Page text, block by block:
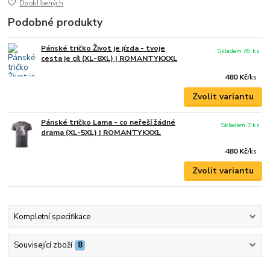
Do oblíbených
Podobné produkty
Pánské tričko Život je jízda - tvoje
cesta je cíl (XL-8XL) | ROMANTYKXXL
480 Kč/ks
Skladem 49 ks
Zvolit variantu
Pánské tričko Lama - co neřeší žádné
drama (XL-5XL) | ROMANTYKXXL
480 Kč/ks
Skladem 7 ks
Zvolit variantu
Kompletní specifikace
Související zboží 8